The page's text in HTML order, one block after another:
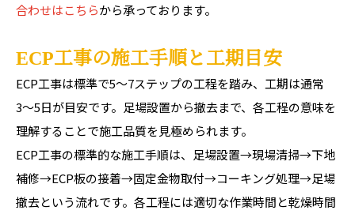
合わせはこちらから承っております。
ECP工事の施工手順と工期目安
ECP工事は標準で5〜7ステップの工程を踏み、工期は通常
3〜5日が目安です。足場設置から撤去まで、各工程の意味を
理解することで施工品質を見極められます。
ECP工事の標準的な施工手順は、足場設置→現場清掃→下地
補修→ECP板の接着→固定金物取付→コーキング処理→足場
撤去という流れです。各工程には適切な作業時間と乾燥時間